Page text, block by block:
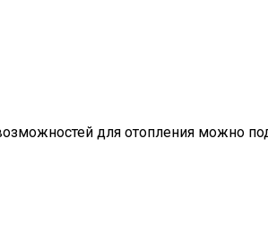
для отопления можно